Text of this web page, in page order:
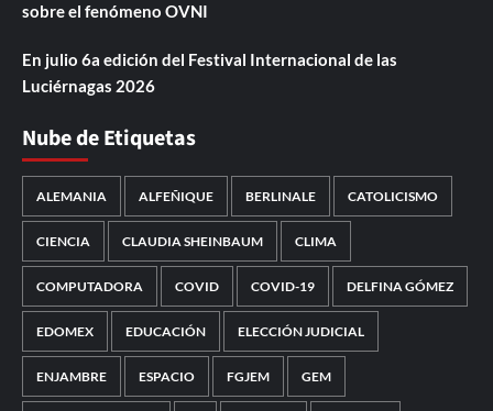
sobre el fenómeno OVNI
En julio 6a edición del Festival Internacional de las
Luciérnagas 2026
Nube de Etiquetas
ALEMANIA ALFEÑIQUE BERLINALE CATOLICISMO
CIENCIA CLAUDIA SHEINBAUM CLIMA
COMPUTADORA COVID COVID-19 DELFINA GÓMEZ
EDOMEX EDUCACIÓN ELECCIÓN JUDICIAL
ENJAMBRE ESPACIO FGJEM GEM